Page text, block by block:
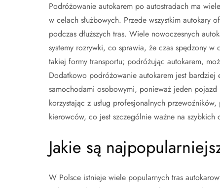
Podróżowanie autokarem po autostradach ma
w celach służbowych. Przede wszystkim autokary
podczas dłuższych tras. Wiele nowoczesnych
systemy rozrywki, co sprawia, że czas spędzony
takiej formy transportu; podróżując autokarem,
Dodatkowo podróżowanie autokarem jest
samochodami osobowymi, ponieważ jeden
korzystając z usług profesjonalnych
kierowców, co jest szczególnie ważne na szybkich
Jakie są
W Polsce istnieje wiele popularnych tras